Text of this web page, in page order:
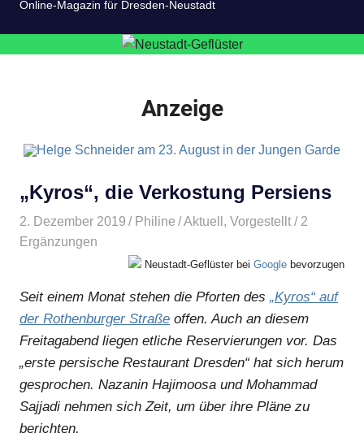
Online-Magazin für Dresden-Neustadt
Anzeige
„Kyros“, die Verkostung Persiens
2. Dezember 2019 Philine Aktuell ,Vorgestellt / 2
Ergänzungen
Neustadt-Geflüster bei Google bevorzugen
Seit einem Monat stehen die Pforten des „Kyros“ auf
der Rothenburger Straße offen. Auch an diesem
Freitagabend liegen etliche Reservierungen vor. Das
„erste persische Restaurant Dresden“ hat sich herum
gesprochen. Nazanin Hajimoosa und Mohammad
Sajjadi nehmen sich Zeit, um über ihre Pläne zu
berichten.